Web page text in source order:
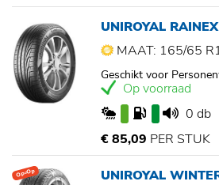
UNIROYAL
MAAT: 165/65
Geschikt voor
Op voorraad
0 db
€ 85,09 PER STUK
Op=Op
UNIROYAL